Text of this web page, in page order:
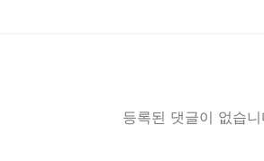
등록된 댓글이 없습니